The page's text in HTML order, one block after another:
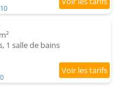
1 salle de bains